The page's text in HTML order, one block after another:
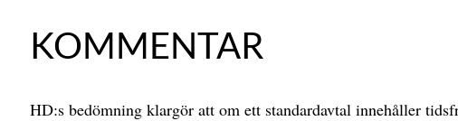
KOMMENTAR
HD:s bedömning klargör att om ett standardavtal innehåller